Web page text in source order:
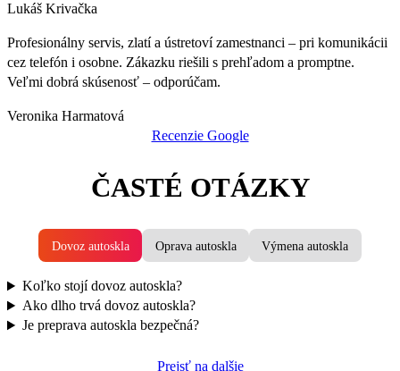
Lukáš Krivačka
Profesionálny servis, zlatí a ústretoví zamestnanci – pri komunikácii
cez telefón i osobne. Zákazku riešili s prehľadom a promptne.
Veľmi dobrá skúsenosť – odporúčam.
Veronika Harmatová
Recenzie Google
ČASTÉ OTÁZKY
Dovoz autoskla Oprava autoskla Výmena autoskla
Koľko stojí dovoz autoskla?
Ako dlho trvá dovoz autoskla?
Je preprava autoskla bezpečná?
Prejsť na dalšie